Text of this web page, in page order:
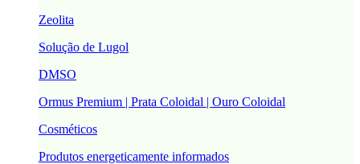
Zeolita
Solução de Lugol
DMSO
Ormus Premium | Prata Coloidal | Ouro Coloidal
Cosméticos
Produtos energeticamente informados